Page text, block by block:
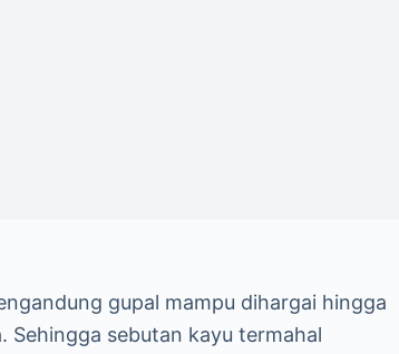
gupal mampu dihargai hingga
Sehingga sebutan kayu termahal